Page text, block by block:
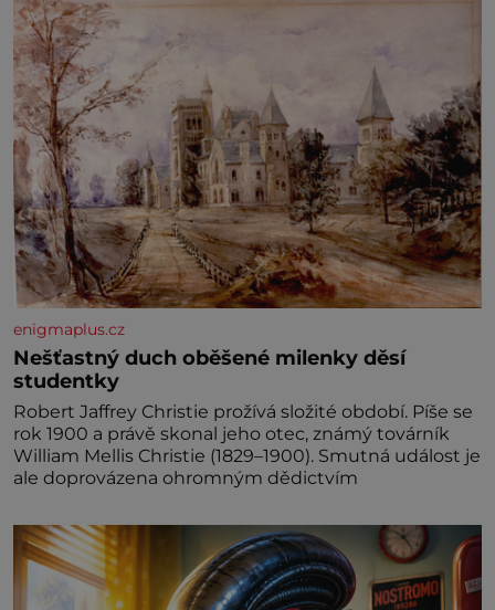
enigmaplus.cz
Nešťastný duch oběšené milenky děsí
studentky
Robert Jaffrey Christie prožívá složité období. Píše se
rok 1900 a právě skonal jeho otec, známý továrník
William Mellis Christie (1829–1900). Smutná událost je
ale doprovázena ohromným dědictvím